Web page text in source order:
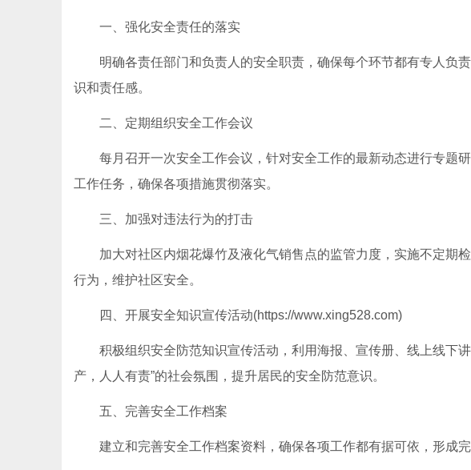
一、强化安全责任的落实
明确各责任部门和负责人的安全职责，确保每个环节都有专人负
识和责任感。
二、定期组织安全工作会议
每月召开一次安全工作会议，针对安全工作的最新动态进行专题
工作任务，确保各项措施贯彻落实。
三、加强对违法行为的打击
加大对社区内烟花爆竹及液化气销售点的监管力度，实施不定期
行为，维护社区安全。
四、开展安全知识宣传活动(https://www.xing528.com)
积极组织安全防范知识宣传活动，利用海报、宣传册、线上线下
产，人人有责”的社会氛围，提升居民的安全防范意识。
五、完善安全工作档案
建立和完善安全工作档案资料，确保各项工作都有据可依，形成